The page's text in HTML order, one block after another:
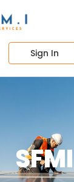
Sign In
SFMI